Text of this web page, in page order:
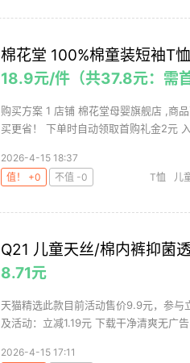
棉花堂 100%棉童装短袖T
18.9元/件（共37.8元：需
购买方案 1 店铺 棉花堂母婴旗舰店 ,商
买更省！ 下单时自动领取首购礼金2元
2026-4-15 18:37
值！ +0
不值 -0 T恤 儿
Q21 儿童天丝/棉内裤抑菌
8.71元
天猫精选此款目前活动售价9.9元，参与
及活动：立减1.19元 下载干净清爽无广
2026-4-15 17:11